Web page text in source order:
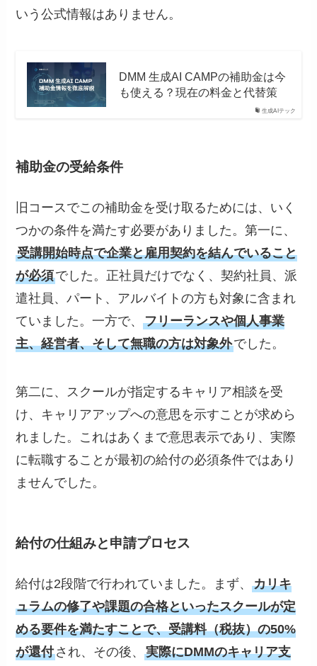
いう公式情報はありません。
生成AIテック
DMM 生成AI CAMPの補助金は今
も使える？現在の料金と代替策
補助金の受給条件
旧コースでこの補助金を受け取るためには、いく
つかの条件を満たす必要がありました。第一に、
受講開始時点で企業と雇用契約を結んでいること
が必須でした。正社員だけでなく、契約社員、派
遣社員、パート、アルバイトの方も対象に含まれ
ていました。一方で、フリーランスや個人事業
主、経営者、そして無職の方は対象外でした。
第二に、スクールが指定するキャリア相談を受
け、キャリアアップへの意思を示すことが求めら
れました。これはあくまで意思表示であり、実際
に転職することが最初の給付の必須条件ではあり
ませんでした。
給付の仕組みと申請プロセス
給付は2段階で行われていました。まず、カリキ
ュラムの修了や課題の合格といったスクールが定
める要件を満たすことで、受講料（税抜）の50%
が還付され、その後、実際にDMMのキャリア支